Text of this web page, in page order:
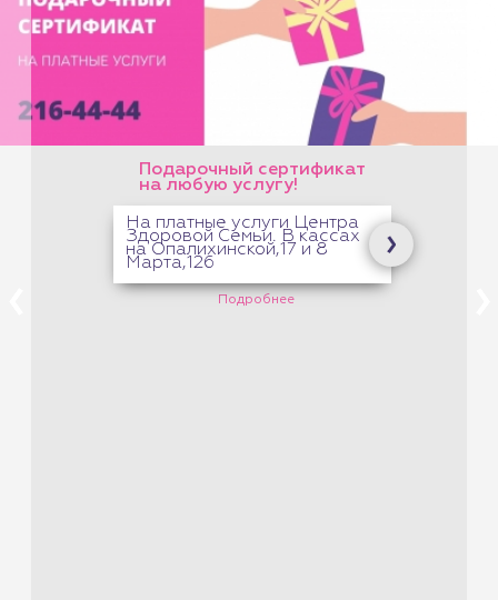
Подарочный сертификат
на любую услугу!
На платные услуги Центра
Здоровой Семьи. В кассах
на Опалихинской,17 и 8
Марта,126
Подробнее